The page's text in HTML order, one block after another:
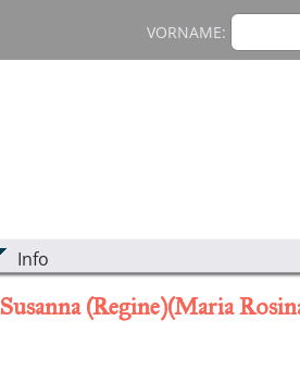
VORNAME:
Info
(Regine)(Maria